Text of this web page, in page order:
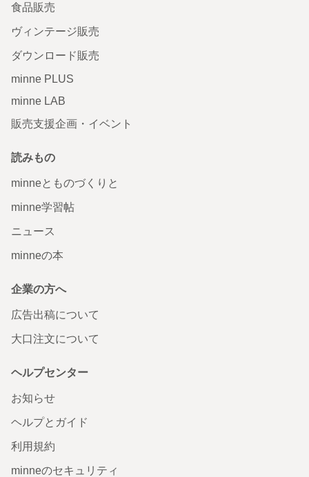
食品販売
ヴィンテージ販売
ダウンロード販売
minne PLUS
minne LAB
販売支援企画・イベント
読みもの
minneとものづくりと
minne学習帖
ニュース
minneの本
企業の方へ
広告出稿について
大口注文について
ヘルプセンター
お知らせ
ヘルプとガイド
利用規約
minneのセキュリティ